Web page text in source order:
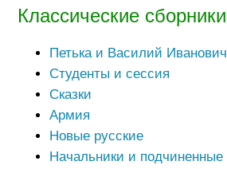
Классические сборники
Петька и Василий Иванович
Студенты и сессия
Сказки
Армия
Новые русские
Начальники и подчиненные